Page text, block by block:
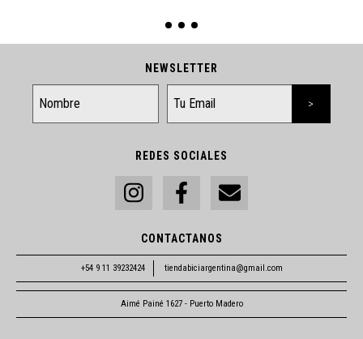
NEWSLETTER
REDES SOCIALES
CONTACTANOS
+54 9 11 39232424 tiendabiciargentina@gmail.com
Aimé Painé 1627 - Puerto Madero